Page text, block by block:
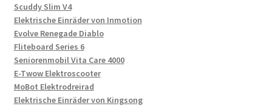
Scuddy Slim V4
Elektrische Einräder von Inmotion
Evolve Renegade Diablo
Fliteboard Series 6
Seniorenmobil Vita Care 4000
E-Twow Elektroscooter
MoBot Elektrodreirad
Elektrische Einräder von Kingsong